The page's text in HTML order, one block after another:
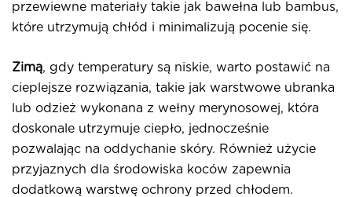
przewiewne materiały takie jak bawełna lub bambus,
które utrzymują chłód i minimalizują pocenie się.
Zimą, gdy temperatury są niskie, warto postawić na
cieplejsze rozwiązania, takie jak warstwowe ubranka
lub odzież wykonana z wełny merynosowej, która
doskonale utrzymuje ciepło, jednocześnie
pozwalając na oddychanie skóry. Również użycie
przyjaznych dla środowiska koców zapewnia
dodatkową warstwę ochrony przed chłodem.